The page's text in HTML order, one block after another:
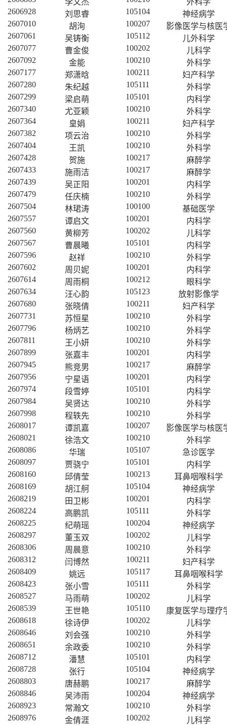
李文杰
外科学
2606928
刘思睿 105104
神经病学
2607010
胡洵 100207
影像医学与核医
2607061
吴铸衡 105112
儿外科学
2607077
曹金俊 100202
儿科学
2607092
金能 100210
外科学
2607177
郑潇晗 100211
妇产科学
2607280
朱纪越 105111
外科学
2607299
梁启萌 105101
内科学
2607340
尤亚颖 100210
外科学
2607364
皇娟 100211
妇产科学
2607382
项云治 100210
外科学
2607404
王凯 100210
外科学
2607428
贺施 100217
麻醉学
2607433
施雨洁 100217
麻醉学
2607439
吴正阳 100201
内科学
2607479
任庆楠 100210
外科学
2607504
林珺涛 100100
基础医学
2607557
谭启文 100201
内科学
2607560
黄柳芳 100202
儿科学
2607567
曹晨曦 105101
内科学
2607596
赵祥 100210
外科学
2607602
周贝妮 100201
内科学
2607614
周雨桐 100212
眼科学
2607634
汪心韵 105123
放射影像学
2607680
张晓倩 100211
妇产科学
2607731
苏恒星 100210
外科学
2607796
杨炳艺 100210
外科学
2607811
王小妍 100210
外科学
2607899
张嘉丰 100201
内科学
2607945
熊竞男 100217
麻醉学
2607956
宁星语 100201
内科学
2607974
段雪婷 105101
内科学
2607984
吴贤达 100210
外科学
2607998
程轶先 100210
外科学
2608017
谭凯嘉 100207
影像医学与核医
2608021
徐浩文 100210
外科学
2608086
华瑞 105107
急诊医学
2608097
贾骁宁 105101
内科学
2608160
邱倩莹 100213
耳鼻咽喉科学
2608169
胡江舸 105104
神经病学
2608219
田卫彬 100201
内科学
2608224
高鹏凯 105111
外科学
2608225
纪萌瑶 100204
神经病学
2608297
董玉双 100202
儿科学
2608306
周晨意 100210
外科学
2608312
闫博然 100211
妇产科学
2608409
姚远 105117
耳鼻咽喉科学
2608423
张小雪 105111
外科学
2608527
马雨萌 100202
儿科学
2608539
王世艳 105110
康复医学与理疗
2608618
徐诗伊 100202
儿科学
2608646
刘会强 100210
外科学
2608651
余政委 100210
外科学
2608712
潘慧 105101
内科学
2608728
张行 105104
神经病学
2608803
唐赫鹏 100217
麻醉学
2608846
吴沛雨 100204
神经病学
2608923
常瀚文 100210
外科学
2608976
金倩涯 100202
儿科学